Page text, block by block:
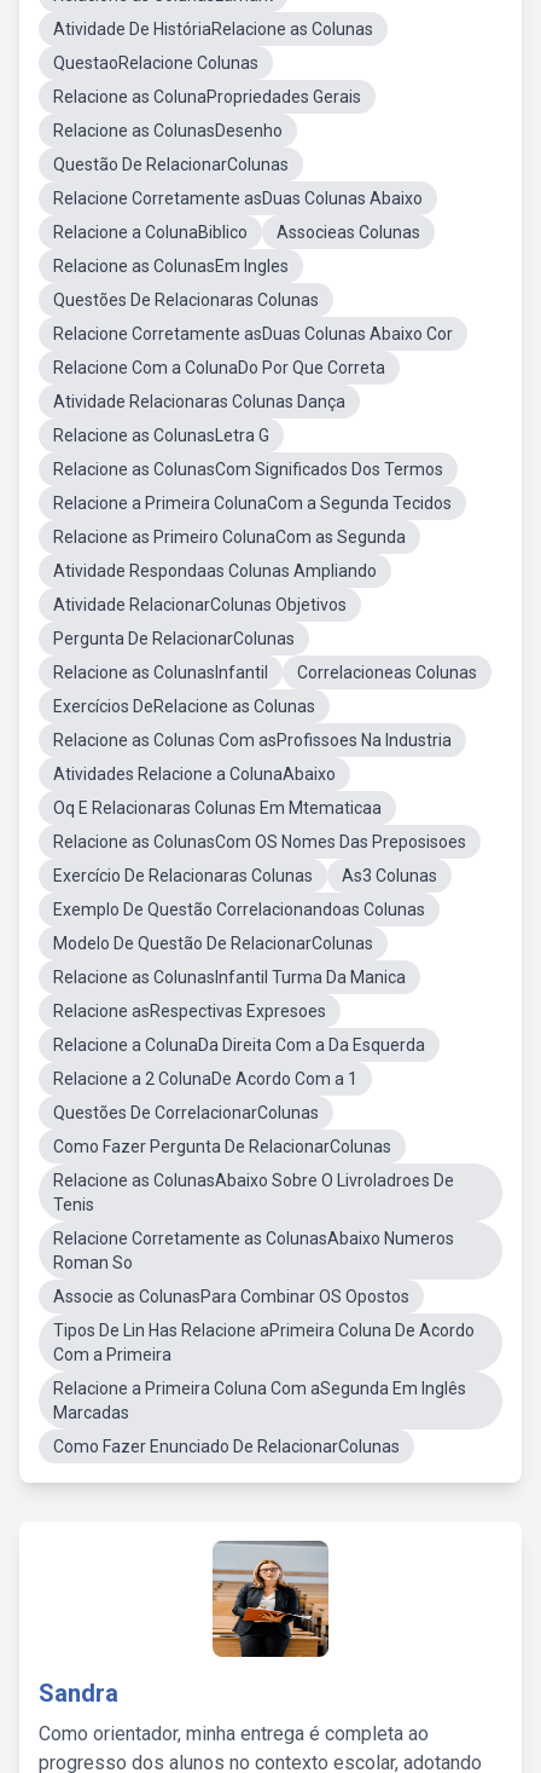
Atividade De HistóriaRelacione as Colunas
QuestaoRelacione Colunas
Relacione as ColunaPropriedades Gerais
Relacione as ColunasDesenho
Questão De RelacionarColunas
Relacione Corretamente asDuas Colunas Abaixo
Relacione a ColunaBiblico
Associeas Colunas
Relacione as ColunasEm Ingles
Questões De Relacionaras Colunas
Relacione Corretamente asDuas Colunas Abaixo Cor
Relacione Com a ColunaDo Por Que Correta
Atividade Relacionaras Colunas Dança
Relacione as ColunasLetra G
Relacione as ColunasCom Significados Dos Termos
Relacione a Primeira ColunaCom a Segunda Tecidos
Relacione as Primeiro ColunaCom as Segunda
Atividade Respondaas Colunas Ampliando
Atividade RelacionarColunas Objetivos
Pergunta De RelacionarColunas
Relacione as ColunasInfantil
Correlacioneas Colunas
Exercícios DeRelacione as Colunas
Relacione as Colunas Com asProfissoes Na Industria
Atividades Relacione a ColunaAbaixo
Oq E Relacionaras Colunas Em Mtematicaa
Relacione as ColunasCom OS Nomes Das Preposisoes
Exercício De Relacionaras Colunas
As3 Colunas
Exemplo De Questão Correlacionandoas Colunas
Modelo De Questão De RelacionarColunas
Relacione as ColunasInfantil Turma Da Manica
Relacione asRespectivas Expresoes
Relacione a ColunaDa Direita Com a Da Esquerda
Relacione a 2 ColunaDe Acordo Com a 1
Questões De CorrelacionarColunas
Como Fazer Pergunta De RelacionarColunas
Relacione as ColunasAbaixo Sobre O Livroladroes De
Tenis
Relacione Corretamente as ColunasAbaixo Numeros
Roman So
Associe as ColunasPara Combinar OS Opostos
Tipos De Lin Has Relacione aPrimeira Coluna De Acordo
Com a Primeira
Relacione a Primeira Coluna Com aSegunda Em Inglês
Marcadas
Como Fazer Enunciado De RelacionarColunas
Sandra
Como orientador, minha entrega é completa ao
progresso dos alunos no contexto escolar, adotando